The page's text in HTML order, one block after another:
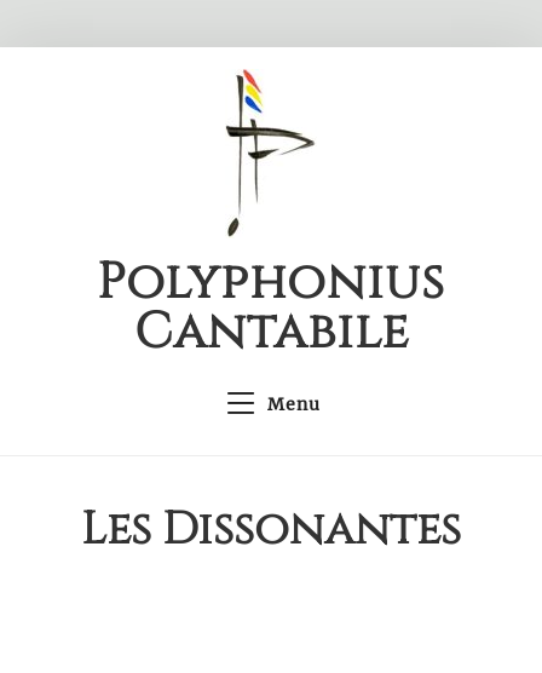
Polyphonius
Cantabile
Menu
Les Dissonantes